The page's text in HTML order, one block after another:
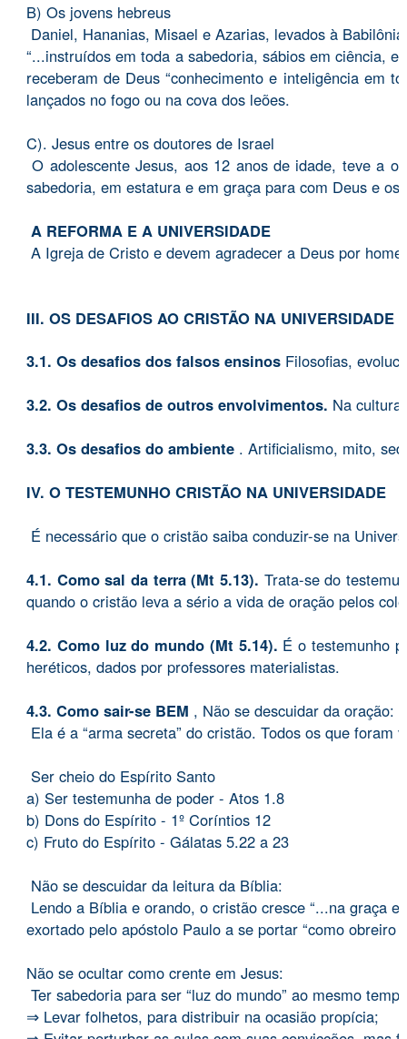
B) Os jovens hebreus
Daniel, Hananias, Misael e Azarias, levados à
“...instruídos em toda a sabedoria, sábios em ciência,
receberam de Deus “conhecimento e inteligência em
lançados no fogo ou na cova dos leões.
C). Jesus entre os doutores de Israel
O adolescente Jesus, aos 12 anos de idade, teve a
sabedoria, em estatura e em graça para com Deus e os
A REFORMA E A UNIVERSIDADE
A Igreja de Cristo e devem agradecer a Deus por
III. OS DESAFIOS AO CRISTÃO NA UNIVERSIDADE
3.1. Os desafios dos falsos ensinos Filosofias,
3.2. Os desafios de outros envolvimentos. Na
3.3. Os desafios do ambiente . Artificialismo, mito,
IV. O TESTEMUNHO CRISTÃO NA UNIVERSIDADE
É necessário que o cristão saiba conduzir-se na
4.1. Como sal da terra (Mt 5.13). Trata-se do
quando o cristão leva a sério a vida de oração pelos
4.2. Como luz do mundo (Mt 5.14). É o testemunho
heréticos, dados por professores materialistas.
4.3. Como sair-se BEM , Não se descuidar da oração:
Ela é a “arma secreta” do cristão. Todos os que
Ser cheio do Espírito Santo
a) Ser testemunha de poder - Atos 1.8
b) Dons do Espírito - 1º Coríntios 12
c) Fruto do Espírito - Gálatas 5.22 a 23
Não se descuidar da leitura da Bíblia:
Lendo a Bíblia e orando, o cristão cresce “...na graça
exortado pelo apóstolo Paulo a se portar “como
Não se ocultar como crente em Jesus:
Ter sabedoria para ser “luz do mundo” ao mesmo
⇒ Levar folhetos, para distribuir na ocasião propícia;